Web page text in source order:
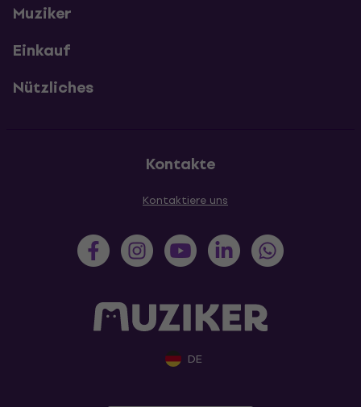
Muziker
Einkauf
Nützliches
Kontakte
Kontaktiere uns
DE